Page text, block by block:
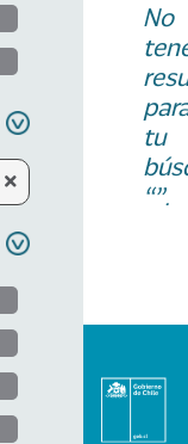
No
tu
“”.